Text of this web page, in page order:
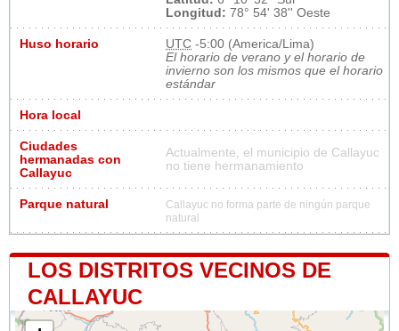
Longitud: 78° 54' 38'' Oeste
Huso horario UTC -5:00 (America/Lima)
El horario de verano y el horario de
invierno son los mismos que el horario
estándar
Hora local
Ciudades
hermanadas con
Callayuc
Actualmente, el municipio de Callayuc
no tiene hermanamiento
Parque natural
Callayuc no forma parte de ningún parque
natural
LOS DISTRITOS VECINOS DE
CALLAYUC